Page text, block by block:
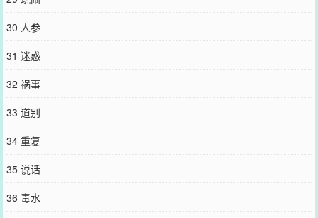
30 人参
31 迷惑
32 祸事
33 道别
34 重复
35 说话
36 毒水